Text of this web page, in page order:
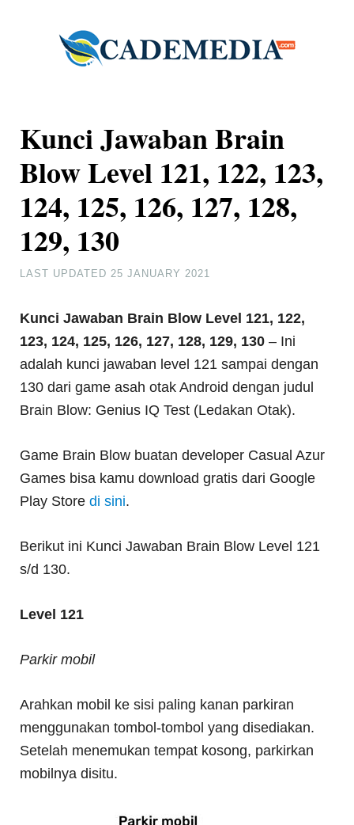
Kunci Jawaban Brain
Blow Level 121, 122, 123,
124, 125, 126, 127, 128,
129, 130
LAST UPDATED25 JANUARY 2021
Kunci Jawaban Brain Blow Level 121, 122,
123, 124, 125, 126, 127, 128, 129, 130 – Ini
adalah kunci jawaban level 121 sampai dengan
130 dari game asah otak Android dengan judul
Brain Blow: Genius IQ Test (Ledakan Otak).
Game Brain Blow buatan developer Casual Azur
Games bisa kamu download gratis dari Google
Play Storedi sini.
Berikut ini Kunci Jawaban Brain Blow Level 121
s/d 130.
Level 121
Parkir mobil
Arahkan mobil ke sisi paling kanan parkiran
menggunakan tombol-tombol yang disediakan.
Setelah menemukan tempat kosong, parkirkan
mobilnya disitu.